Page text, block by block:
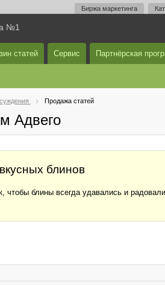
Биржа маркетинга
№1
статей Сервис Партнёрская
Продажа статей
Адвего
блинов
чтобы блины всегда удавались и